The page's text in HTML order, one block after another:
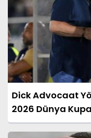
Dick Advocaat
2026 Dünya